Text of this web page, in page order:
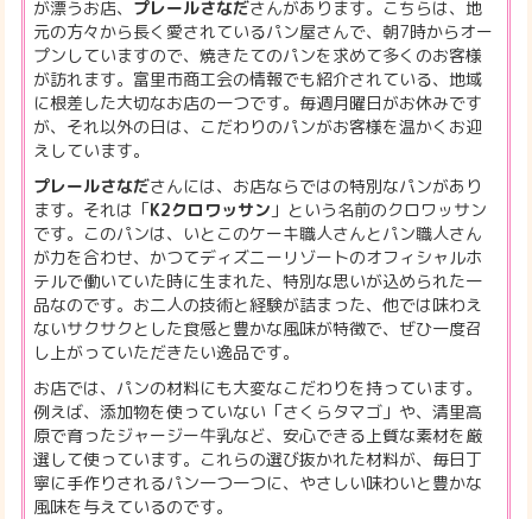
が漂うお店、 プレールさなださんがあります。こちらは、地
元の方々から長く愛されているパン屋さんで、朝7時からオー
プンしていますので、焼きたてのパンを求めて多くのお客様
が訪れます。富里市商工会の情報でも紹介されている、地域
に根差した大切なお店の一つです。毎週月曜日がお休みです
が、それ以外の日は、こだわりのパンがお客様を温かくお迎
えしています。
プレールさなださんには、お店ならではの特別なパンがあり
ます。それは「K2クロワッサン 」という名前のクロワッサン
です。このパンは、いとこのケーキ職人さんとパン職人さん
が力を合わせ、かつてディズニーリゾートのオフィシャルホ
テルで働いていた時に生まれた、特別な思いが込められた一
品なのです。お二人の技術と経験が詰まった、他では味わえ
ないサクサクとした食感と豊かな風味が特徴で、ぜひ一度召
し上がっていただきたい逸品です。
お店では、パンの材料にも大変なこだわりを持っています。
例えば、添加物を使っていない「さくらタマゴ」や、清里高
原で育ったジャージー牛乳など、安心できる上質な素材を厳
選して使っています。これらの選び抜かれた材料が、毎日丁
寧に手作りされるパン一つ一つに、やさしい味わいと豊かな
風味を与えているのです。